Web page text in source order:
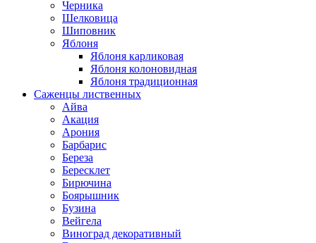
Черника
Шелковица
Шиповник
Яблоня
Яблоня карликовая
Яблоня колоновидная
Яблоня традиционная
Саженцы лиственных
Айва
Акация
Арония
Барбарис
Береза
Бересклет
Бирючина
Боярышник
Бузина
Вейгела
Виноград декоративный